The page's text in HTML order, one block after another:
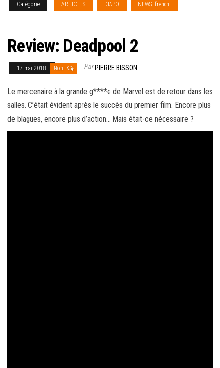
Catégorie ARTICLES DIAPO NEWS [french]
Review: Deadpool 2
17 mai 2018 Non ParPIERRE BISSON
Le mercenaire à la grande g****e de Marvel est de retour dans les
salles. C’était évident après le succès du premier film. Encore plus
de blagues, encore plus d’action… Mais était-ce nécessaire ?